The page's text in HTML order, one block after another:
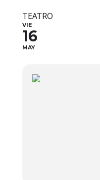
TEATRO
VIE
16
MAY